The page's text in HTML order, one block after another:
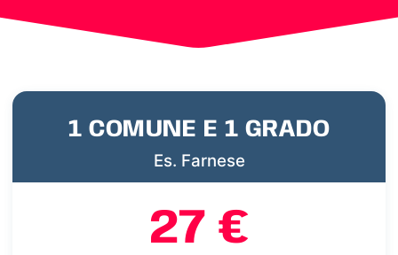
1 COMUNE E 1 GRADO
Es. Farnese
27 €